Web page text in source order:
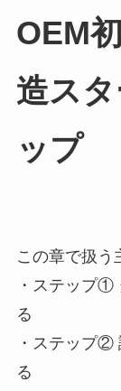
OEM
造ス
ップ
この章で扱う
・ステップ①
る
・ステップ②
る